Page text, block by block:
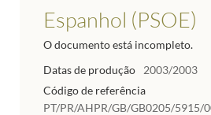
Espanhol (PSOE)
O documento está incompleto.
Datas de produção
2003/2003
Código de referência
PT/PR/AHPR/GB/GB0205/5915/